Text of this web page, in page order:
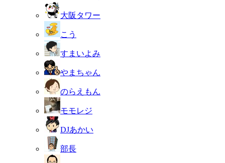
大阪タワー
こう
すまいよみ
やまちゃん
のらえもん
モモレジ
DJあかい
部長